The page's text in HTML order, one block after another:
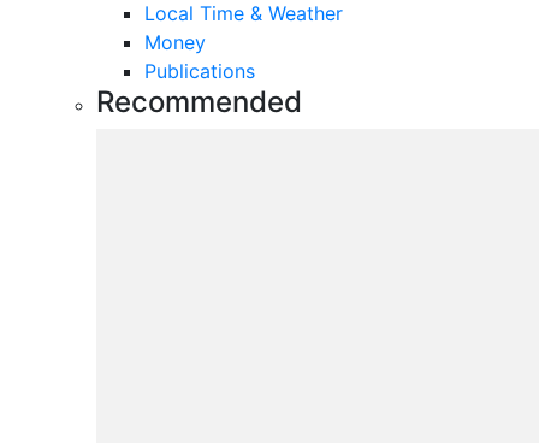
Local Time & Weather
Money
Publications
Recommended